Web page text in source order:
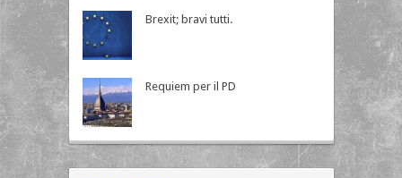
Brexit; bravi tutti.
Requiem per il PD